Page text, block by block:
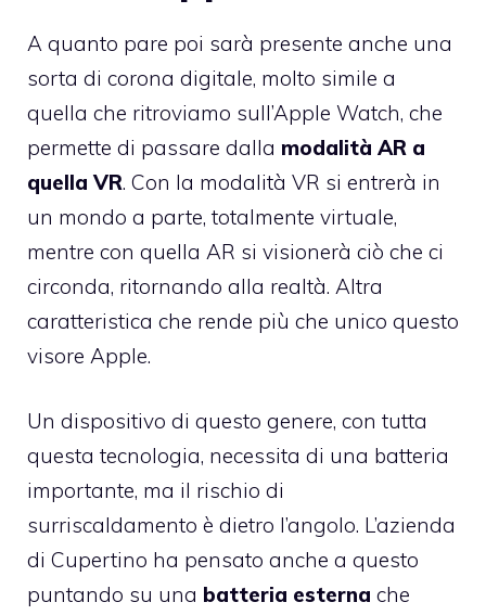
A quanto pare poi sarà presente anche una
sorta di corona digitale, molto simile a
quella che ritroviamo sull’Apple Watch, che
permette di passare dalla modalità AR a
quella VR. Con la modalità VR si entrerà in
un mondo a parte, totalmente virtuale,
mentre con quella AR si visionerà ciò che ci
circonda, ritornando alla realtà. Altra
caratteristica che rende più che unico questo
visore Apple.
Un dispositivo di questo genere, con tutta
questa tecnologia, necessita di una batteria
importante, ma il rischio di
surriscaldamento è dietro l’angolo. L’azienda
di Cupertino ha pensato anche a questo
puntando su una batteria esterna che